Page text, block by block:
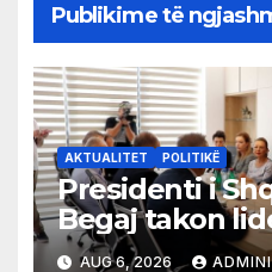
Publikime të
AKTUALITET POLITIKË
Presidenti i
Begaj takon
shqiptare në
AUG 6, 2026 ADMINI